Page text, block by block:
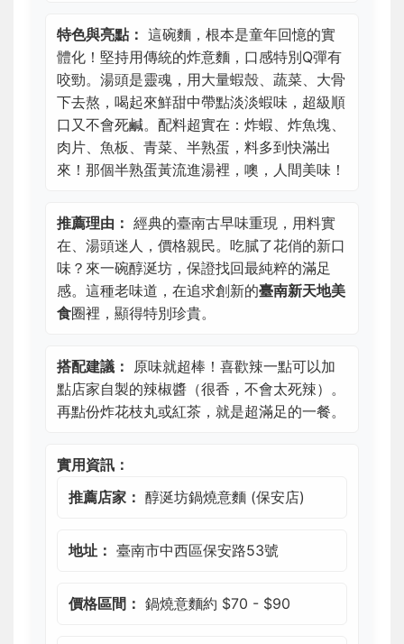
特色與亮點： 這碗麵，根本是童年回憶的實
體化！堅持用傳統的炸意麵，口感特別Q彈有
咬勁。湯頭是靈魂，用大量蝦殼、蔬菜、大骨
下去熬，喝起來鮮甜中帶點淡淡蝦味，超級順
口又不會死鹹。配料超實在：炸蝦、炸魚塊、
肉片、魚板、青菜、半熟蛋，料多到快滿出
來！那個半熟蛋黃流進湯裡，噢，人間美味！
推薦理由： 經典的臺南古早味重現，用料實
在、湯頭迷人，價格親民。吃膩了花俏的新口
味？來一碗醇涎坊，保證找回最純粹的滿足
感。這種老味道，在追求創新的臺南新天地美
食圈裡，顯得特別珍貴。
搭配建議：
原味就超棒！喜歡辣一點可以加
點店家自製的辣椒醬（很香，不會太死辣）。
再點份炸花枝丸或紅茶，就是超滿足的一餐。
實用資訊：
推薦店家： 醇涎坊鍋燒意麵 (保安店)
地址： 臺南市中西區保安路53號
價格區間： 鍋燒意麵約 $70 - $90